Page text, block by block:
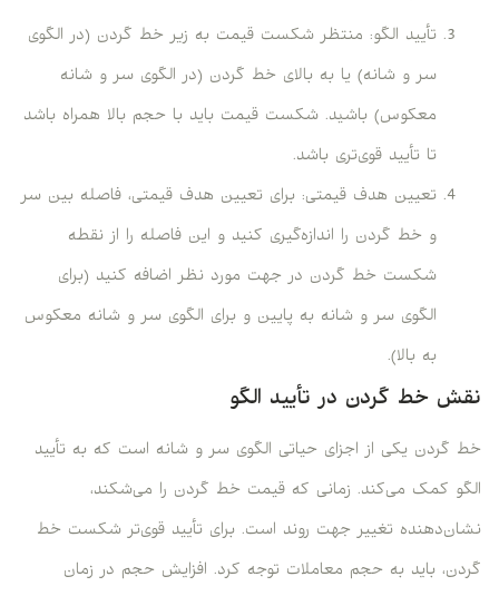
تأیید الگو: منتظر شکست قیمت به زیر خط گردن (در الگوی
سر و شانه) یا به بالای خط گردن (در الگوی سر و شانه
معکوس) باشید. شکست قیمت باید با حجم بالا همراه باشد
تا تأیید قوی‌تری باشد.
تعیین هدف قیمتی: برای تعیین هدف قیمتی، فاصله بین سر
و خط گردن را اندازه‌گیری کنید و این فاصله را از نقطه
شکست خط گردن در جهت مورد نظر اضافه کنید (برای
الگوی سر و شانه به پایین و برای الگوی سر و شانه معکوس
به بالا).
نقش خط گردن در تأیید الگو
خط گردن یکی از اجزای حیاتی الگوی سر و شانه است که به تأیید
الگو کمک می‌کند. زمانی که قیمت خط گردن را می‌شکند،
نشان‌دهنده تغییر جهت روند است. برای تأیید قوی‌تر شکست خط
گردن، باید به حجم معاملات توجه کرد. افزایش حجم در زمان